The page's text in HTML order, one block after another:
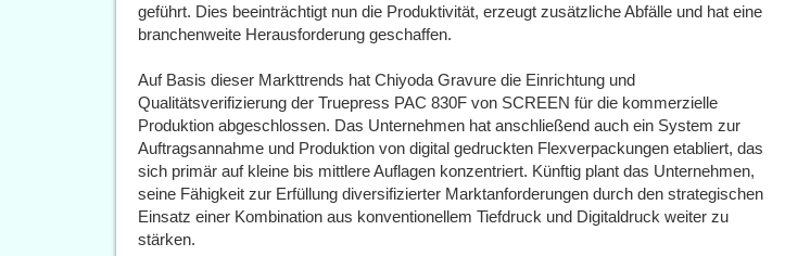
geführt. Dies beeinträchtigt nun die Produktivität, erzeugt zusätzliche Abfälle und hat eine
branchenweite Herausforderung geschaffen.
Auf Basis dieser Markttrends hat Chiyoda Gravure die Einrichtung und
Qualitätsverifizierung der Truepress PAC 830F von SCREEN für die kommerzielle
Produktion abgeschlossen. Das Unternehmen hat anschließend auch ein System zur
Auftragsannahme und Produktion von digital gedruckten Flexverpackungen etabliert, das
sich primär auf kleine bis mittlere Auflagen konzentriert. Künftig plant das Unternehmen,
seine Fähigkeit zur Erfüllung diversifizierter Marktanforderungen durch den strategischen
Einsatz einer Kombination aus konventionellem Tiefdruck und Digitaldruck weiter zu
stärken.